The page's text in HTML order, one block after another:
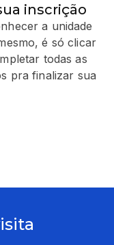
inscrição
a unidade
é só clicar
todas as
pra finalizar sua